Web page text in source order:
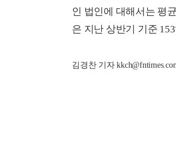
인 법인에 대해서는 평균
은 지난 상반기 기준 153
김경찬 기자